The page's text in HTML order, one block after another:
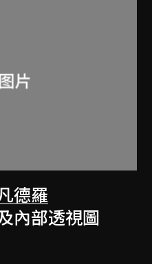
德羅
內部透視圖